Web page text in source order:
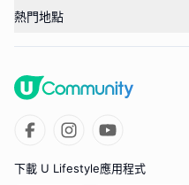
熱門地點
下載 U Lifestyle應用程式